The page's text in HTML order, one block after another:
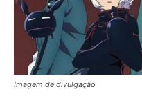
Imagem de divulgação